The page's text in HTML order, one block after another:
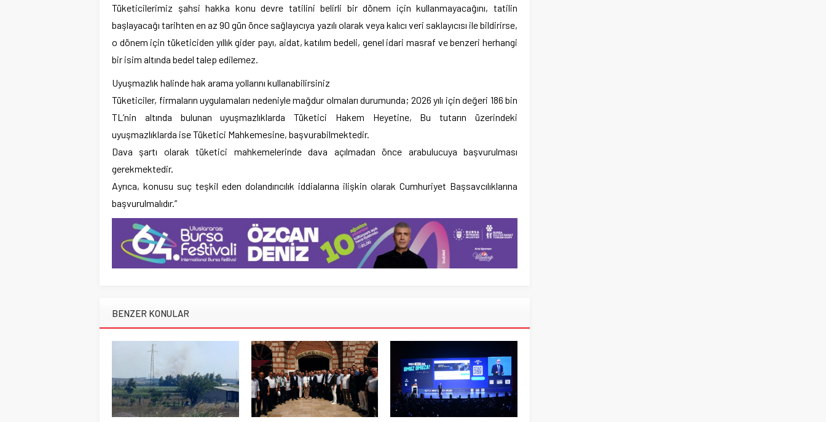
Tüketicilerimiz şahsi hakka konu devre tatilini belirli bir dönem için kullanmayacağını, tatilin
başlayacağı tarihten en az 90 gün önce sağlayıcıya yazılı olarak veya kalıcı veri saklayıcısı ile bildirirse,
o dönem için tüketiciden yıllık gider payı, aidat, katılım bedeli, genel idari masraf ve benzeri herhangi
bir isim altında bedel talep edilemez.
Uyuşmazlık halinde hak arama yollarını kullanabilirsiniz
Tüketiciler, firmaların uygulamaları nedeniyle mağdur olmaları durumunda; 2026 yılı için değeri 186 bin
TL’nin altında bulunan uyuşmazlıklarda Tüketici Hakem Heyetine, Bu tutarın üzerindeki
uyuşmazlıklarda ise Tüketici Mahkemesine, başvurabilmektedir.
Dava şartı olarak tüketici mahkemelerinde dava açılmadan önce arabulucuya başvurulması
gerekmektedir.
Ayrıca, konusu suç teşkil eden dolandırıcılık iddialarına ilişkin olarak Cumhuriyet Başsavcılıklarına
başvurulmalıdır.”
BENZER KONULAR